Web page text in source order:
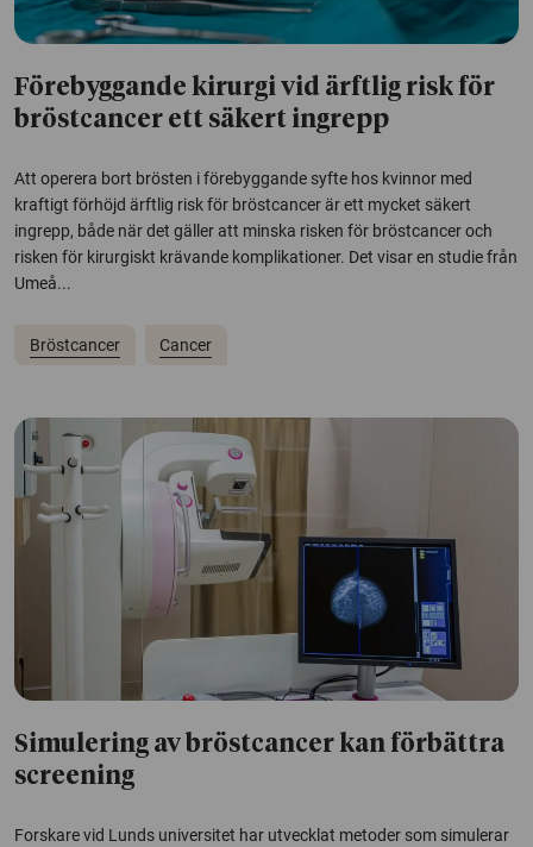
Förebyggande kirurgi vid ärftlig risk för
bröstcancer ett säkert ingrepp
Att operera bort brösten i förebyggande syfte hos kvinnor med
kraftigt förhöjd ärftlig risk för bröstcancer är ett mycket säkert
ingrepp, både när det gäller att minska risken för bröstcancer och
risken för kirurgiskt krävande komplikationer. Det visar en studie från
Umeå...
Bröstcancer Cancer
Simulering av bröstcancer kan förbättra
screening
Forskare vid Lunds universitet har utvecklat metoder som simulerar